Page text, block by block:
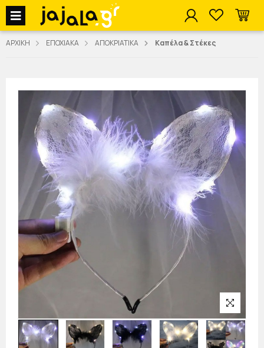
jajala Menu
ΑΡΧΙΚΗ ΕΠΟΧΙΑΚΑ ΑΠΟΚΡΙΑΤΙΚΑ Καπέλα & Στέκες